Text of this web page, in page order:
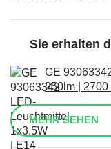
Sie erhalten
GE
250lm | 2700
MEHR SEHEN